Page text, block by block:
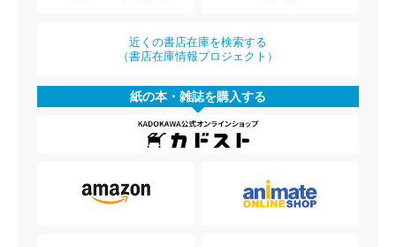
近くの書店在庫を検索する
（書店在庫情報プロジェクト）
紙の本・雑誌を購入する